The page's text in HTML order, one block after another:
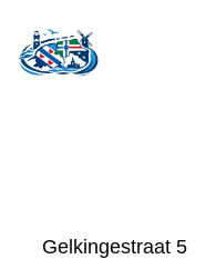
naar
Gelkingestraat 5